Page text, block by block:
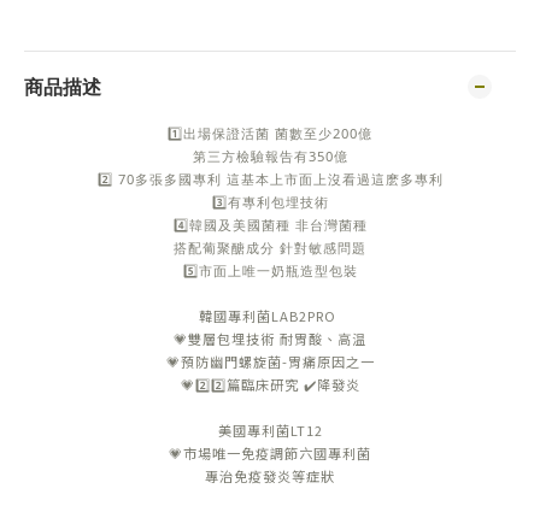
商品描述
1️⃣出場保證活菌 菌數至少200億
第三方檢驗報告有350億
2️⃣ 70多張多國專利 這基本上市面上沒看過這麽多專利
3️⃣有專利包埋技術
4️⃣韓國及美國菌種 非台灣菌種
搭配葡聚醣成分 針對敏感問題
5️⃣市面上唯一奶瓶造型包裝
韓國專利菌LAB2PRO
💗雙層包埋技術 耐胃酸、高温
💗預防幽門螺旋菌-胃痛原因之一
💗2️⃣2️⃣篇臨床研究 ✔️降發炎
美國專利菌LT12
💗市場唯一免疫調節六國專利菌
專治免疫發炎等症狀